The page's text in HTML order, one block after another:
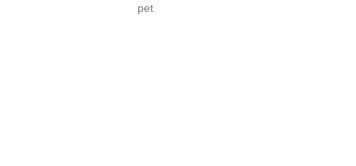
pet